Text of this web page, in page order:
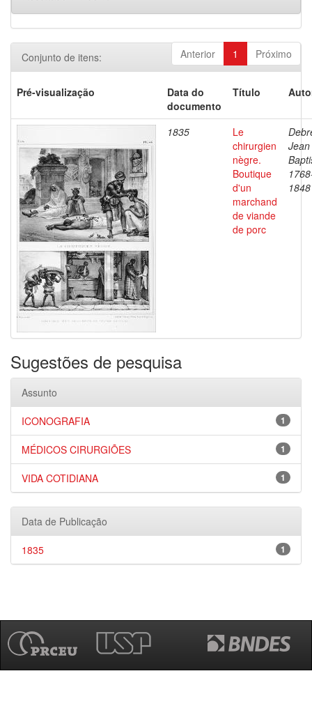
Anterior 1 Próximo
Conjunto de itens:
Pré-visualização
Data do
documento
Título
1835
Le
chirurgien
nègre.
Boutique
d'un
marchand
de viande
de porc
Jean
1848
Sugestões de pesquisa
Assunto
1
ICONOGRAFIA
1
MÉDICOS CIRURGIÕES
1
VIDA COTIDIANA
Data de Publicação
1
1835